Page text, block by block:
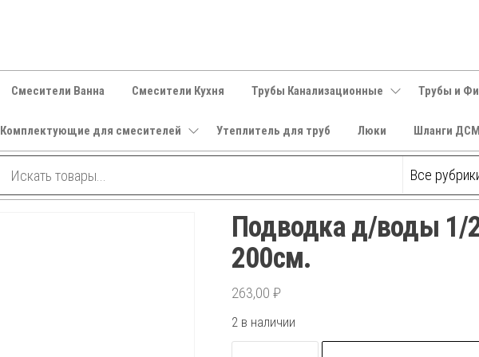
Смесители Ванна Смесители Кухня Трубы Канализационные Трубы и
Комплектующие для смесителей Утеплитель для труб Люки Шланги
Подводка д/воды 1/2
200см.
263,00 ₽
2 в наличии